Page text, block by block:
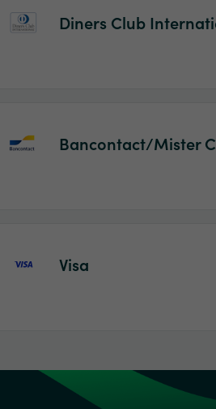
Diners Club
Bancontact/Mister
Visa